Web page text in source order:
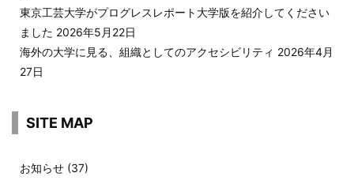
東京工芸大学がプログレスレポート大学版を紹介してください
ました 2026年5月22日
海外の大学に見る、組織としてのアクセシビリティ 2026年4月
27日
SITE MAP
お知らせ (37)